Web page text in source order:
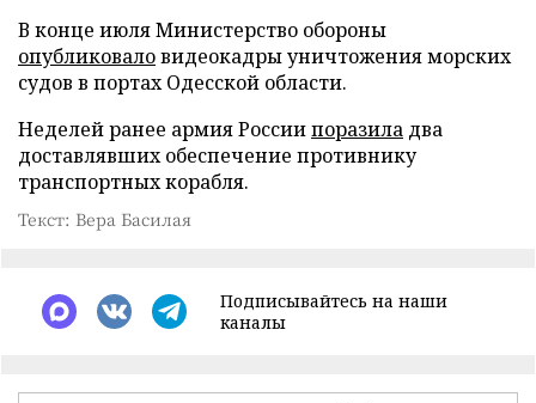
В конце июля Министерство обороны
опубликоваловидеокадры уничтожения морских
судов в портах Одесской области.
Неделей ранее армия Россиипоразила два
доставлявших обеспечение противнику
транспортных корабля.
Текст: Вера Басилая
Подписывайтесь на наши
каналы